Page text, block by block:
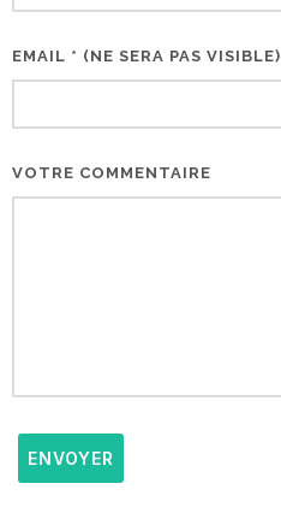
EMAIL * (NE SERA PAS VISIBLE)
VOTRE COMMENTAIRE
ENVOYER